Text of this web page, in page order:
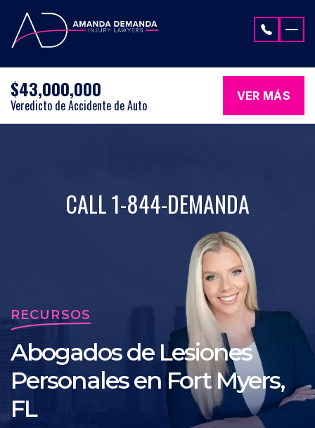
$43,000,000
Veredicto de Accidente de Auto
VER MÁS
CALL 1-844-DEMANDA
RECURSOS
Abogados de Lesiones
Personales en Fort Myers,
FL